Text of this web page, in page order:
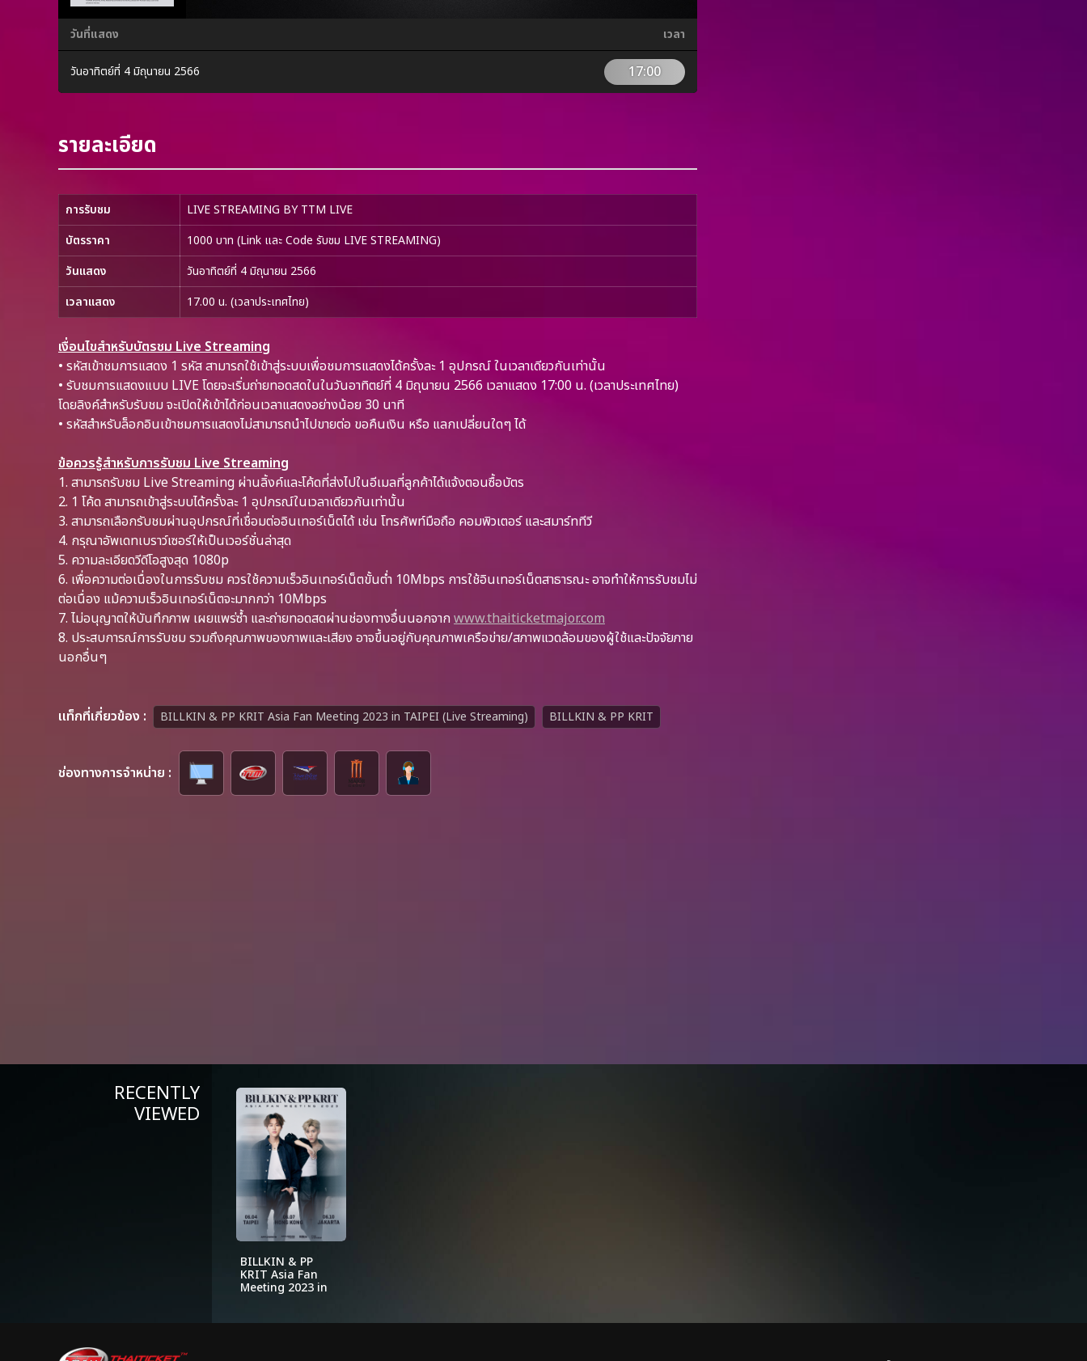
วันที่แสดง เวลา
วันอาทิตย์ที่ 4 มิถุนายน 2566 17:00
รายละเอียด
การรับชม
LIVE STREAMING BY TTM LIVE
บัตรราคา
1000 บาท (Link และ Code รับชม LIVE STREAMING)
วันแสดง
วันอาทิตย์ที่ 4 มิถุนายน 2566
เวลาแสดง
17.00 น. (เวลาประเทศไทย)
เงื่อนไขสำหรับบัตรชม Live Streaming
• รหัสเข้าชมการแสดง 1 รหัส สามารถใช้เข้าสู่ระบบเพื่อชมการแสดงได้ครั้งละ 1 อุปกรณ์ ในเวลาเดียวกันเท่านั้น
• รับชมการแสดงแบบ LIVE โดยจะเริ่มถ่ายทอดสดในในวันอาทิตย์ที่ 4 มิถุนายน 2566 เวลาแสดง 17:00 น. (เวลาประเทศไทย)
โดยลิงค์สำหรับรับชม จะเปิดให้เข้าได้ก่อนเวลาแสดงอย่างน้อย 30 นาที
• รหัสสำหรับล็อกอินเข้าชมการแสดงไม่สามารถนำไปขายต่อ ขอคืนเงิน หรือ แลกเปลี่ยนใดๆ ได้
ข้อควรรู้สำหรับการรับชม Live Streaming
1. สามารถรับชม Live Streaming ผ่านลิ้งค์และโค้ดที่ส่งไปในอีเมลที่ลูกค้าได้แจ้งตอนซื้อบัตร
2. 1 โค้ด สามารถเข้าสู่ระบบได้ครั้งละ 1 อุปกรณ์ในเวลาเดียวกันเท่านั้น
3. สามารถเลือกรับชมผ่านอุปกรณ์ที่เชื่อมต่ออินเทอร์เน็ตได้ เช่น โทรศัพท์มือถือ คอมพิวเตอร์ และสมาร์ททีวี
4. กรุณาอัพเดทเบราว์เซอร์ให้เป็นเวอร์ชั่นล่าสุด
5. ความละเอียดวีดีโอสูงสุด 1080p
6. เพื่อความต่อเนื่องในการรับชม ควรใช้ความเร็วอินเทอร์เน็ตขั้นต่ำ 10Mbps การใช้อินเทอร์เน็ตสาธารณะ อาจทำให้การรับชมไม่
ต่อเนื่อง แม้ความเร็วอินเทอร์เน็ตจะมากกว่า 10Mbps
7. ไม่อนุญาตให้บันทึกภาพ เผยแพร่ซ้ำ และถ่ายทอดสดผ่านช่องทางอื่นนอกจาก www.thaiticketmajor.com
8. ประสบการณ์การรับชม รวมถึงคุณภาพของภาพและเสียง อาจขึ้นอยู่กับคุณภาพเครือข่าย/สภาพแวดล้อมของผู้ใช้และปัจจัยภาย
นอกอื่นๆ
เเท็กที่เกี่ยวข้อง : BILLKIN & PP KRIT Asia Fan Meeting 2023 in TAIPEI (Live Streaming) BILLKIN & PP KRIT
ช่องทางการจำหน่าย :
RECENTLY
VIEWED
BILLKIN & PP
KRIT Asia Fan
Meeting 2023 in